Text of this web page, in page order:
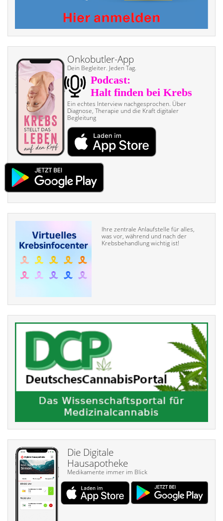
Onkobutler-App
Dein Begleiter. Jeden Tag.
Ein echtes Interview nach­gesprochen. Über
Diagnose, Therapie und die Kraft digitaler
Begleitung
Ihre zentrale Anlaufstelle für alles,
was vor, während und nach der
Krebsbehandlung wichtig ist!
Die Digitale
Hausapotheke
Medikamente immer im Blick